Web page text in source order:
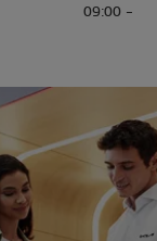
09:00 -